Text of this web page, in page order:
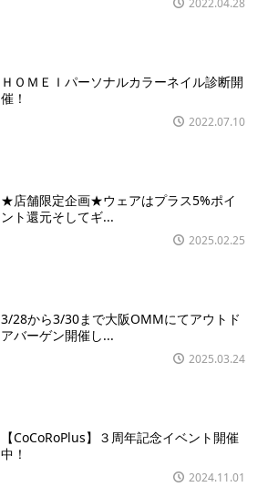
2022.04.28
ＨＯＭＥＩパーソナルカラーネイル診断開
催！
2022.07.10
★店舗限定企画★ウェアはプラス5%ポイ
ント還元そしてギ...
2025.02.25
3/28から3/30まで大阪OMMにてアウトド
アバーゲン開催し...
2025.03.24
【CoCoRoPlus】３周年記念イベント開催
中！
2024.11.01